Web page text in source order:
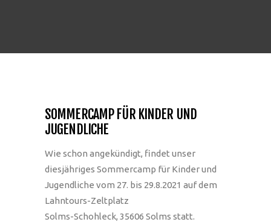
SOMMERCAMP FÜR KINDER UND
JUGENDLICHE
Wie schon angekündigt, findet unser
diesjähriges Sommercamp für Kinder und
Jugendliche vom 27. bis 29.8.2021 auf dem
Lahntours-Zeltplatz
Solms-Schohleck, 35606 Solms statt.